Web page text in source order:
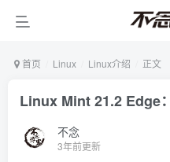
首页 Linux Linux介绍 正文
Linux Mint 21.2 Edge
不念
3年前更新